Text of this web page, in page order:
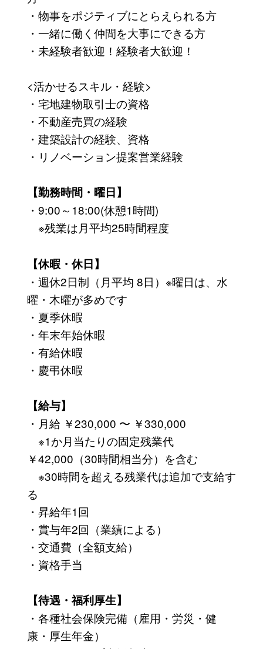
・物事をポジティブにとらえられる方
・一緒に働く仲間を大事にできる方
・未経験者歓迎！経験者大歓迎！
<活かせるスキル・経験>
・宅地建物取引士の資格
・不動産売買の経験
・建築設計の経験、資格
・リノベーション提案営業経験
【勤務時間・曜日】
・9:00～18:00(休憩1時間)
※残業は月平均25時間程度
【休暇・休日】
・週休2日制（月平均 8日）※曜日は、水
曜・木曜が多めです
・夏季休暇
・年末年始休暇
・有給休暇
・慶弔休暇
【給与】
・月給 ￥230,000 〜 ￥330,000
※1か月当たりの固定残業代
￥42,000（30時間相当分）を含む
※30時間を超える残業代は追加で支給す
る
・昇給年1回
・賞与年2回（業績による）
・交通費（全額支給）
・資格手当
【待遇・福利厚生】
・各種社会保険完備（雇用・労災・健
康・厚生年金）